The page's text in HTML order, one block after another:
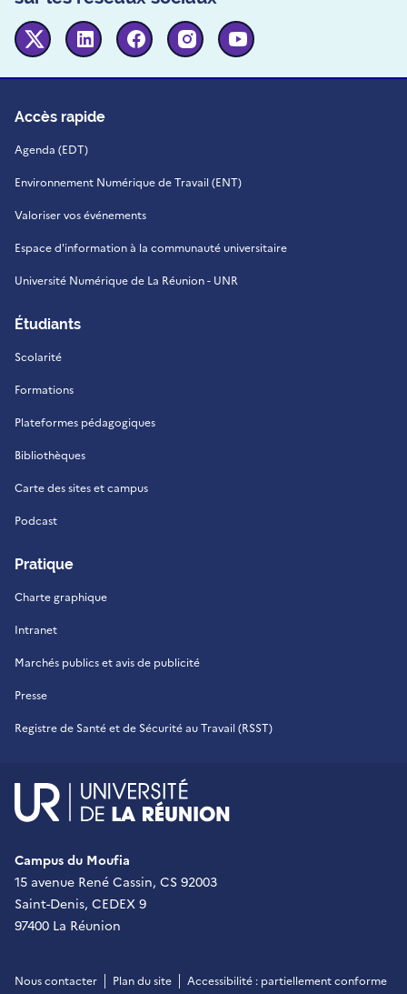
Twitter Linkedin FacebookInstagram
Accès rapide
Agenda (EDT)
Environnement Numérique de Travail (ENT)
Valoriser vos événements
Espace d'information à la communauté universitaire
Université Numérique de La Réunion - UNR
Étudiants
Scolarité
Formations
Plateformes pédagogiques
Bibliothèques
Carte des sites et campus
Podcast
Pratique
Charte graphique
Intranet
Marchés publics et avis de publicité
Presse
Registre de Santé et de Sécurité au Travail (RSST)
Campus du Moufia
15 avenue René Cassin, CS 92003
Saint-Denis, CEDEX 9
97400 La Réunion
Nous contacter Plan du site Accessibilité : partiellement conforme